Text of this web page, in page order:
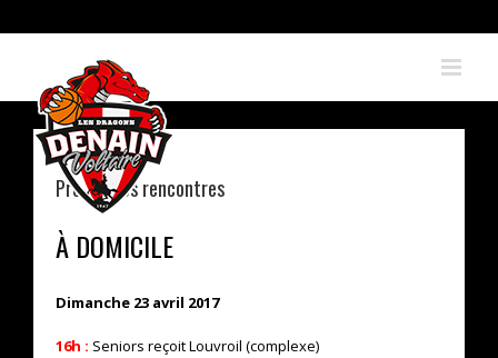
to
Prochaines rencontres
À DOMICILE
Dimanche 23 avril 2017
16h : Seniors reçoit Louvroil (complexe)